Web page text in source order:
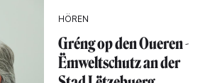
HÖREN
Gréng op den Oueren -
Ëmweltschutz an der